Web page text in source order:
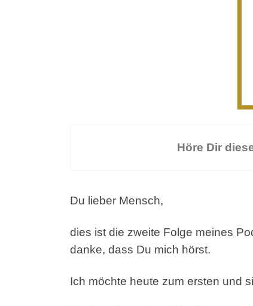
Höre Dir
Du lieber Mensch,
dies ist die zweite Folge meines
danke, dass Du mich hörst.
Ich möchte heute zum ersten und